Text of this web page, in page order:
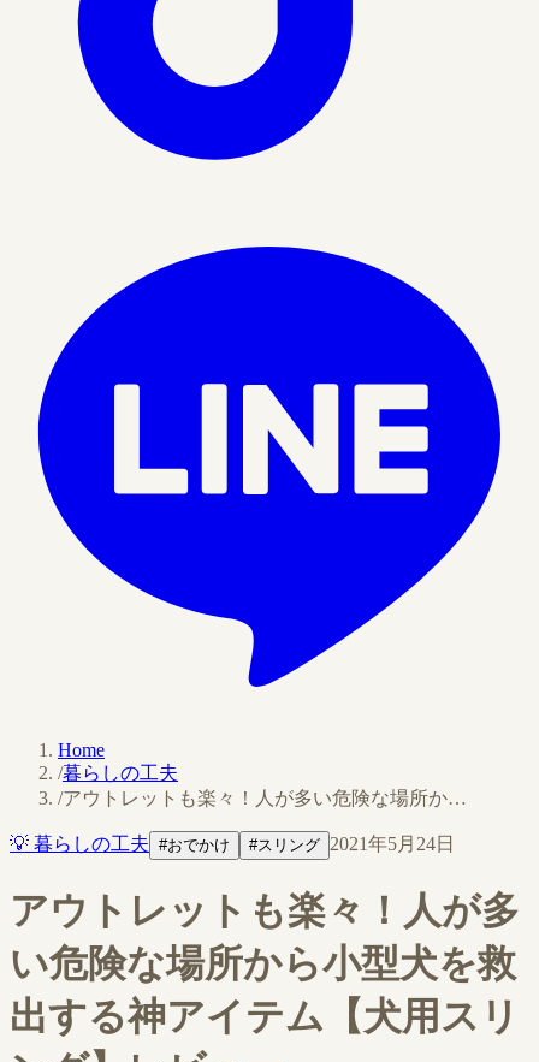
Home
/暮らしの工夫
/アウトレットも楽々！人が多い危険な場所か…
💡 暮らしの工夫 #おでかけ #スリング 2021年5月24日
アウトレットも楽々！人が多
い危険な場所から小型犬を救
出する神アイテム【犬用スリ